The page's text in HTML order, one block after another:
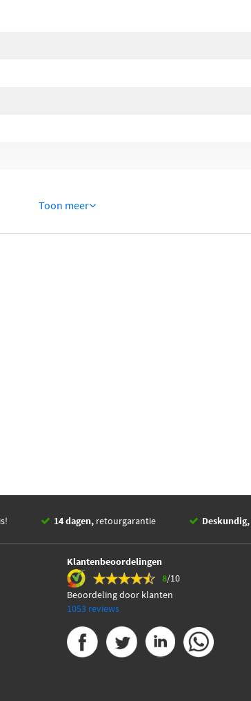
Toon meer
14 dagen, retourgarantie Deskundig,
Klantenbeoordelingen
8/10
Beoordeling door klanten
1053 reviews